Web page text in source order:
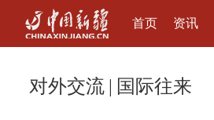
首页 资讯
对外交流 | 国际往来